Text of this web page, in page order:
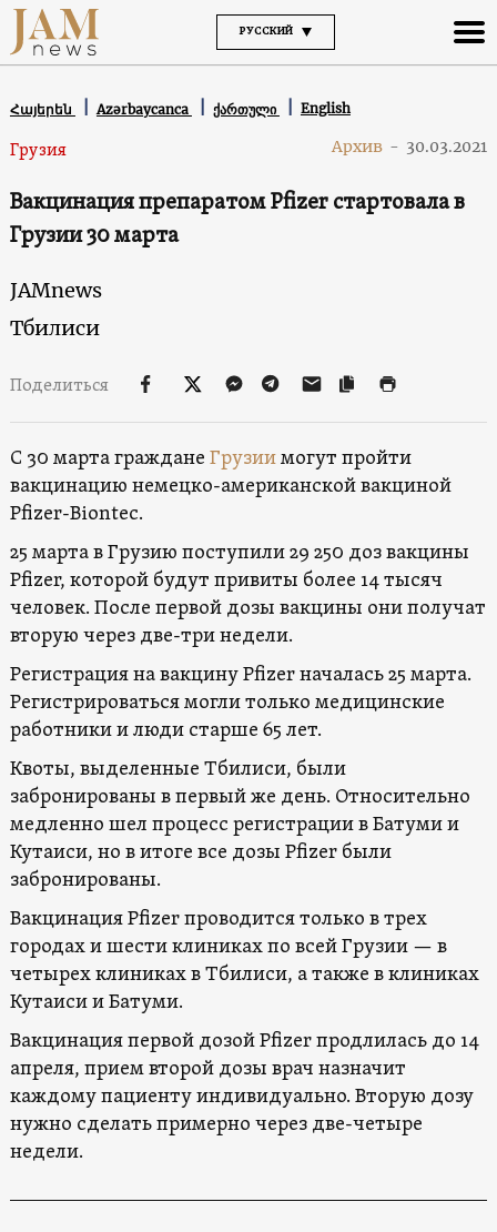
РУССКИЙ
Հայերեն Azərbaycanca ქართული English
Грузия Архив - 30.03.2021
Вакцинация препаратом Pfizer стартовала в
Грузии 30 марта
JAMnews
Тбилиси
Поделиться
С 30 марта граждане Грузиимогут пройти
вакцинацию немецко-американской вакциной
Pfizer-Biontec.
25 марта в Грузию поступили 29 250 доз вакцины
Pfizer, которой будут привиты более 14 тысяч
человек. После первой дозы вакцины они получат
вторую через две-три недели.
Регистрация на вакцину Pfizer началась 25 марта.
Регистрироваться могли только медицинские
работники и люди старше 65 лет.
Квоты, выделенные Тбилиси, были
забронированы в первый же день. Относительно
медленно шел процесс регистрации в Батуми и
Кутаиси, но в итоге все дозы Pfizer были
забронированы.
Вакцинация Pfizer проводится только в трех
городах и шести клиниках по всей Грузии — в
четырех клиниках в Тбилиси, а также в клиниках
Кутаиси и Батуми.
Вакцинация первой дозой Pfizer продлилась до 14
апреля, прием второй дозы врач назначит
каждому пациенту индивидуально. Вторую дозу
нужно сделать примерно через две-четыре
недели.